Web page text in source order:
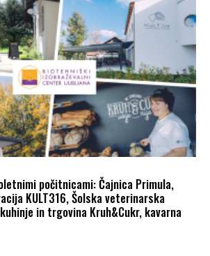
počitnicami: Čajnica Primula,
KULT316, Šolska veterinarska
in trgovina Kruh&Cukr, kavarna